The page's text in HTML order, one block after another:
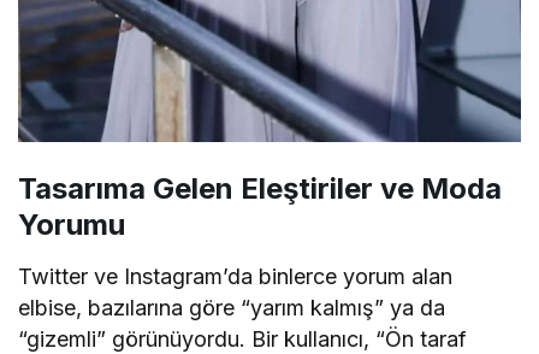
Tasarıma Gelen Eleştiriler ve Moda
Yorumu
Twitter ve Instagram’da binlerce yorum alan
elbise, bazılarına göre “yarım kalmış” ya da
“gizemli” görünüyordu. Bir kullanıcı, “Ön taraf